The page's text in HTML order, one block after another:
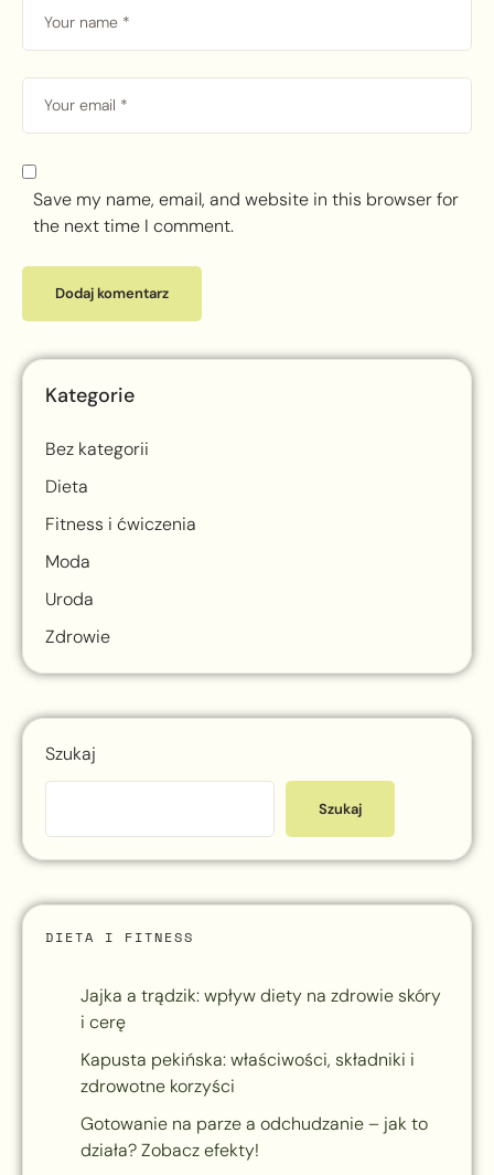
Save my name, email, and website in this browser for
the next time I comment.
Kategorie
Bez kategorii
Dieta
Fitness i ćwiczenia
Moda
Uroda
Zdrowie
Szukaj
Szukaj
DIETA I FITNESS
Jajka a trądzik: wpływ diety na zdrowie skóry
i cerę
Kapusta pekińska: właściwości, składniki i
zdrowotne korzyści
Gotowanie na parze a odchudzanie – jak to
działa? Zobacz efekty!